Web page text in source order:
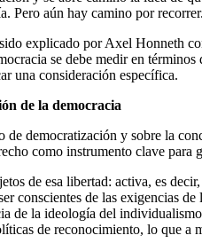
Pero aún hay camino por recorrer.
explicado por Axel Honneth
se debe medir en términos
una consideración específica.
de la democracia
democratización y sobre la
como instrumento clave para
de esa libertad: activa, es
conscientes de las exigencias
de la ideología del
de reconocimiento, lo que